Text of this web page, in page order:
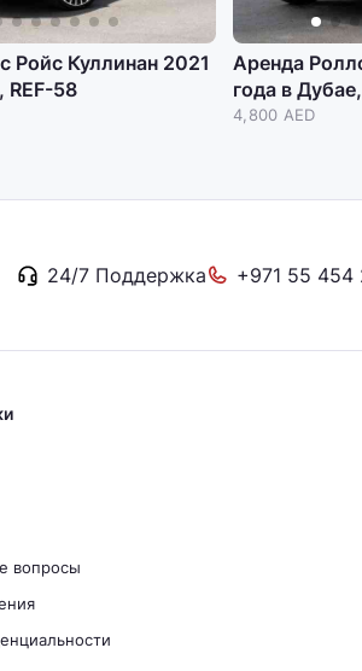
Ройс Куллинан 2021
REF-58
Аренда
года в
4,800 AED
24/7 Поддержка +971 55 454
вопросы